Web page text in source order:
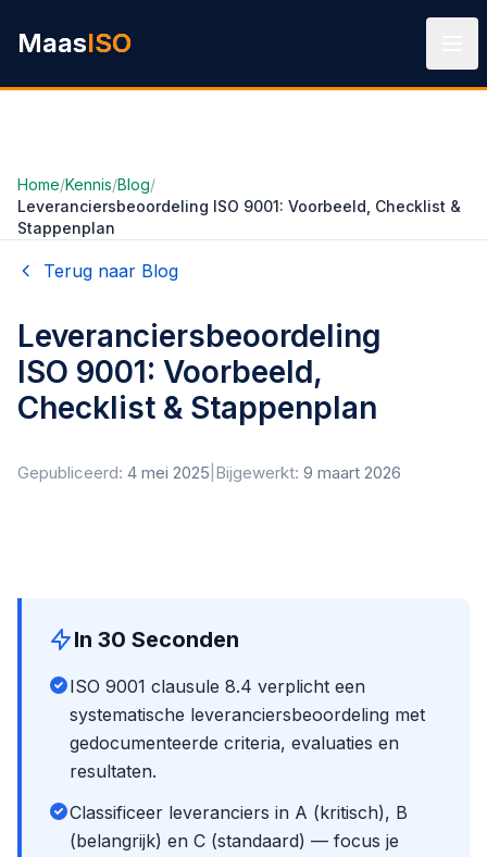
MaasISO
Home/Kennis/Blog/
Leveranciersbeoordeling ISO 9001: Voorbeeld, Checklist &
Stappenplan
Terug naar Blog
Leveranciersbeoordeling
ISO 9001: Voorbeeld,
Checklist & Stappenplan
Gepubliceerd: 4 mei 2025 Bijgewerkt: 9 maart 2026
In 30 Seconden
ISO 9001 clausule 8.4 verplicht een
systematische leveranciersbeoordeling met
gedocumenteerde criteria, evaluaties en
resultaten.
Classificeer leveranciers in A (kritisch), B
(belangrijk) en C (standaard) — focus je